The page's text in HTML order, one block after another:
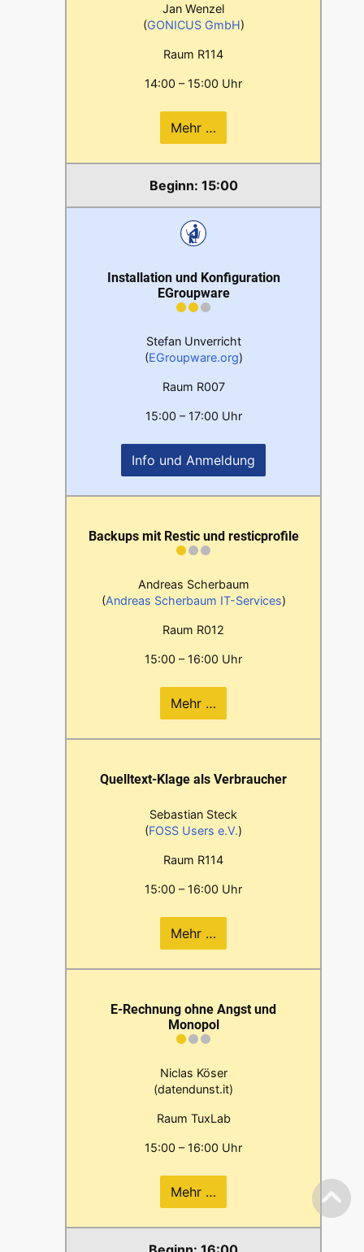
Jan Wenzel
(GONICUS GmbH)
Raum R114
14:00 – 15:00 Uhr
Mehr …
15:00
Installation und Konfiguration
EGroupware
Stefan Unverricht
(EGroupware.org)
Raum R007
15:00 – 17:00 Uhr
Info und Anmeldung
Backups mit Restic und resticprofile
Andreas Scherbaum
(Andreas Scherbaum IT-Services)
Raum R012
15:00 – 16:00 Uhr
Mehr …
Quelltext-Klage als Verbraucher
Sebastian Steck
(FOSS Users e.V.)
Raum R114
15:00 – 16:00 Uhr
Mehr …
E-Rechnung ohne Angst und
Monopol
Niclas Köser
(datendunst.it)
Raum TuxLab
15:00 – 16:00 Uhr
Mehr …